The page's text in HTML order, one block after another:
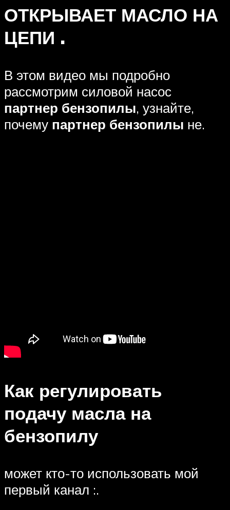
ОТКРЫВАЕТ МАСЛО НА
ЦЕПИ .
В этом видео мы подробно
рассмотрим силовой насос
партнер бензопилы, узнайте,
почему партнер бензопилы не.
Как регулировать
подачу масла на
бензопилу
может кто-то использовать мой
первый канал :.